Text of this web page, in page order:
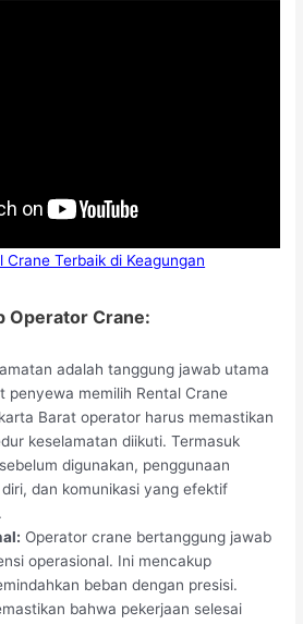
Crane Terbaik di Keagungan
Operator Crane:
adalah tanggung jawab utama
penyewa memilih Rental Crane
Barat operator harus memastikan
keselamatan diikuti. Termasuk
digunakan, penggunaan
dan komunikasi yang efektif
Operator crane bertanggung jawab
operasional. Ini mencakup
beban dengan presisi.
bahwa pekerjaan selesai